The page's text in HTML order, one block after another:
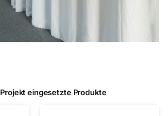
eingesetzte Produkte